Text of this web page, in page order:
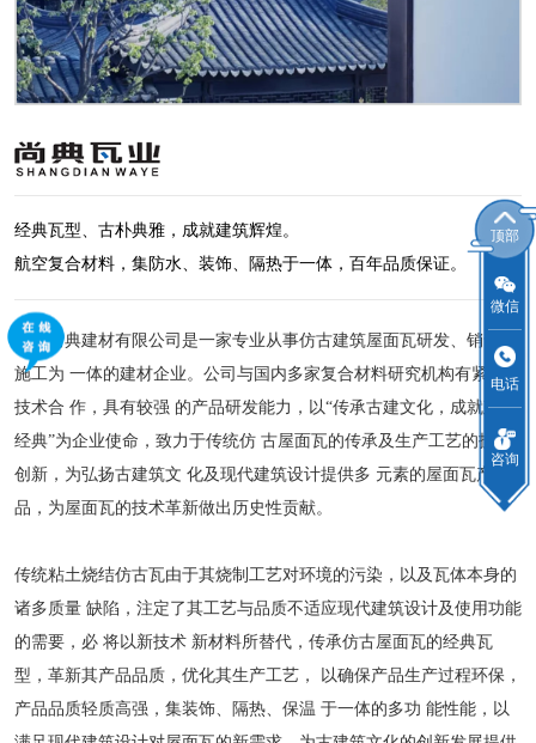
经典瓦型、古朴典雅，成就建筑辉煌。
航空复合材料，集防水、装饰、隔热于一体，百年品质保证。
四川尚典建材有限公司是一家专业从事仿古建筑屋面瓦研发、销售、
施工为 一体的建材企业。公司与国内多家复合材料研究机构有紧密的
技术合 作，具有较强 的产品研发能力，以“传承古建文化，成就建筑
经典”为企业使命，致力于传统仿 古屋面瓦的传承及生产工艺的技术
创新，为弘扬古建筑文 化及现代建筑设计提供多 元素的屋面瓦产
品，为屋面瓦的技术革新做出历史性贡献。
传统粘土烧结仿古瓦由于其烧制工艺对环境的污染，以及瓦体本身的
诸多质量 缺陷，注定了其工艺与品质不适应现代建筑设计及使用功能
的需要，必 将以新技术 新材料所替代，传承仿古屋面瓦的经典瓦
型，革新其产品品质，优化其生产工艺， 以确保产品生产过程环保，
产品品质轻质高强，集装饰、隔热、保温 于一体的多功 能性能，以
顶部
微信
电话
咨询